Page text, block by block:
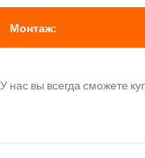
Монтаж:
У нас вы всегда сможете